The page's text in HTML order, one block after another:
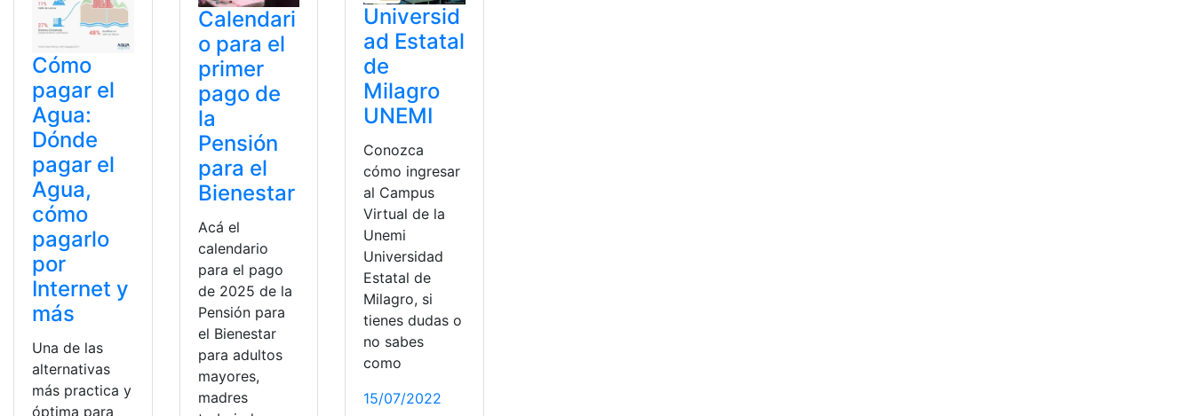
Cómo
pagar el
Agua:
Dónde
pagar el
Agua,
cómo
pagarlo
por
Internet y
más
Una de las
alternativas
más practica y
óptima para
Calendari
o para el
primer
pago de
la
Pensión
para el
Bienestar
Acá el
calendario
para el pago
de 2025 de la
Pensión para
el Bienestar
para adultos
mayores,
madres
Universid
ad Estatal
de
Milagro
UNEMI
Conozca
cómo ingresar
al Campus
Virtual de la
Unemi
Universidad
Estatal de
Milagro, si
tienes dudas o
no sabes
como
15/07/2022